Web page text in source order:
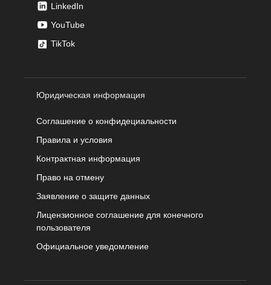
LinkedIn
YouTube
TikTok
Юридическая информация
Соглашение о конфидециальности
Правила и условия
Контрактная информация
Право на отмену
Заявление о защите данных
Лицензионное соглашение для конечного
пользователя
Официальное уведомление